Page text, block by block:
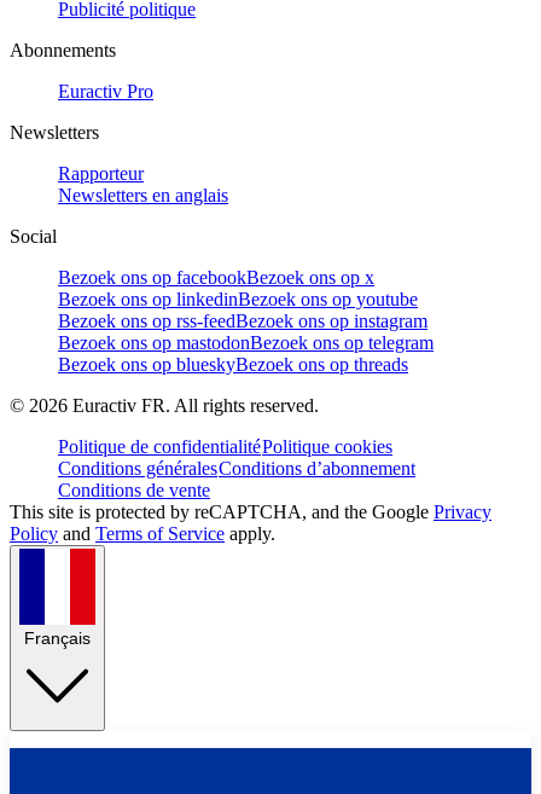
Publicité politique
Abonnements
Euractiv Pro
Newsletters
Rapporteur
Newsletters en anglais
Social
Bezoek ons op facebookBezoek ons op x
Bezoek ons op linkedinBezoek ons op youtube
Bezoek ons op rss-feedBezoek ons op instagram
Bezoek ons op mastodonBezoek ons op telegram
Bezoek ons op blueskyBezoek ons op threads
© 2026 Euractiv FR. All rights reserved.
Politique de confidentialitéPolitique cookies
Conditions généralesConditions d’abonnement
Conditions de vente
This site is protected by reCAPTCHA, and the Google Privacy
Policy and Terms of Service apply.
Français